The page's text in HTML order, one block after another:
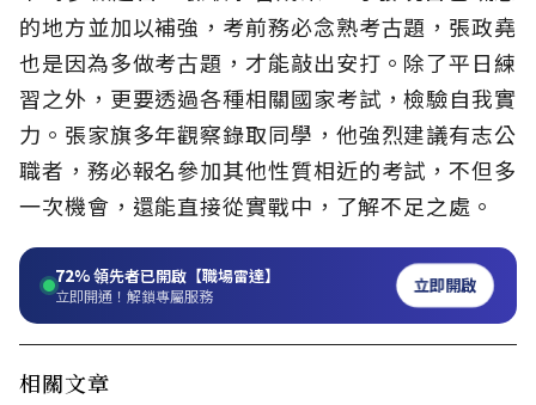
的地方並加以補強，考前務必念熟考古題，張政堯
也是因為多做考古題，才能敲出安打。除了平日練
習之外，更要透過各種相關國家考試，檢驗自我實
力。張家旗多年觀察錄取同學，他強烈建議有志公
職者，務必報名參加其他性質相近的考試，不但多
一次機會，還能直接從實戰中，了解不足之處。
72%領先者已開啟【職場雷達】
立即開通！解鎖專屬服務 立即開啟
相關文章